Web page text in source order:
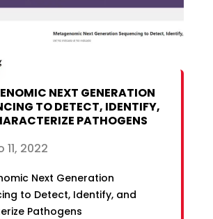
NEXT GENERATION
TO DETECT, IDENTIFY,
PATHOGENS
2022
Next Generation
to Detect, Identify, and
Pathogens